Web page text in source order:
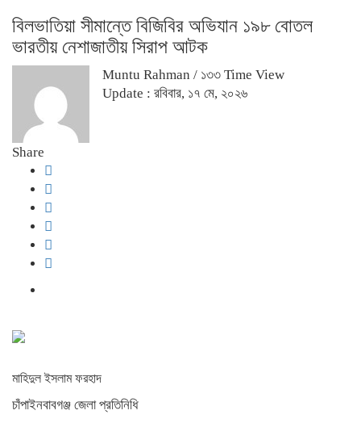
বিলভাতিয়া সীমান্তে বিজিবির অভিযান ১৯৮ বোতল
ভারতীয় নেশাজাতীয় সিরাপ আটক
Muntu Rahman / ১৩৩ Time View
Update : রবিবার, ১৭ মে, ২০২৬
Share
মাহিদুল ইসলাম ফরহাদ
চাঁপাইনবাবগঞ্জ জেলা প্রতিনিধি